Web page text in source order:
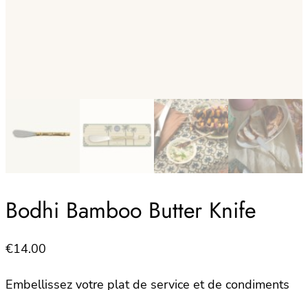
Bodhi Bamboo Butter Knife
€14.00
Embellissez votre plat de service et de condiments